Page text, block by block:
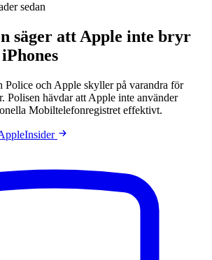
sedan
säger att Apple inte bryr
Police och Apple skyller på varandra för
Polisen hävdar att Apple inte använder
Mobiltelefonregistret effektivt.